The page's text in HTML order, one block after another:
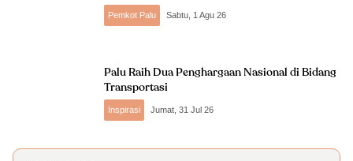
Pemkot Palu Sabtu, 1 Agu 26
Palu Raih Dua Penghargaan Nasional di Bidang
Transportasi
Inspirasi Jumat, 31 Jul 26